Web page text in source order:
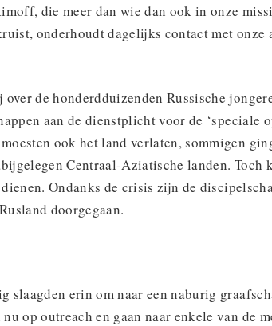
die meer dan wie dan ook in onze
onderhoudt dagelijks contact met onze
de honderdduizenden Russische
aan de dienstplicht voor de ‘speciale
ook het land verlaten, sommigen
Centraal-Aziatische landen. Toch
Ondanks de crisis zijn de
doorgegaan.
slaagden erin om naar een naburig
op outreach en gaan naar enkele van de